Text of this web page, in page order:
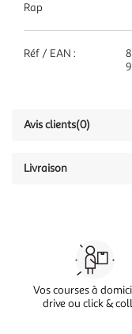
Rap
Réf / EAN :
Avis clients(0)
Livraison
Vos courses à
drive ou click &